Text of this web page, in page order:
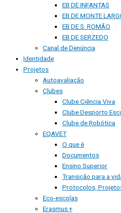
EB DE INFANTAS
EB DE MONTE
EB DE S. ROMÃO
EB DE SERZEDO
Canal de Denúncia
Identidade
Projetos
Autoavaliação
Clubes
Clube Ciência Viva
Clube Desporto
Clube de Robótica
EQAVET
O que é
Documentos
Ensino Superior
Transição para a
Protocolos,
Eco-escolas
Erasmus +